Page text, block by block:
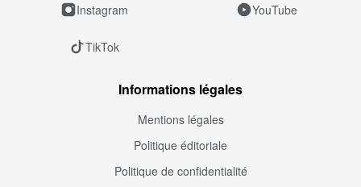
Instagram YouTube
TikTok
Informations légales
Mentions légales
Politique éditoriale
Politique de confidentialité